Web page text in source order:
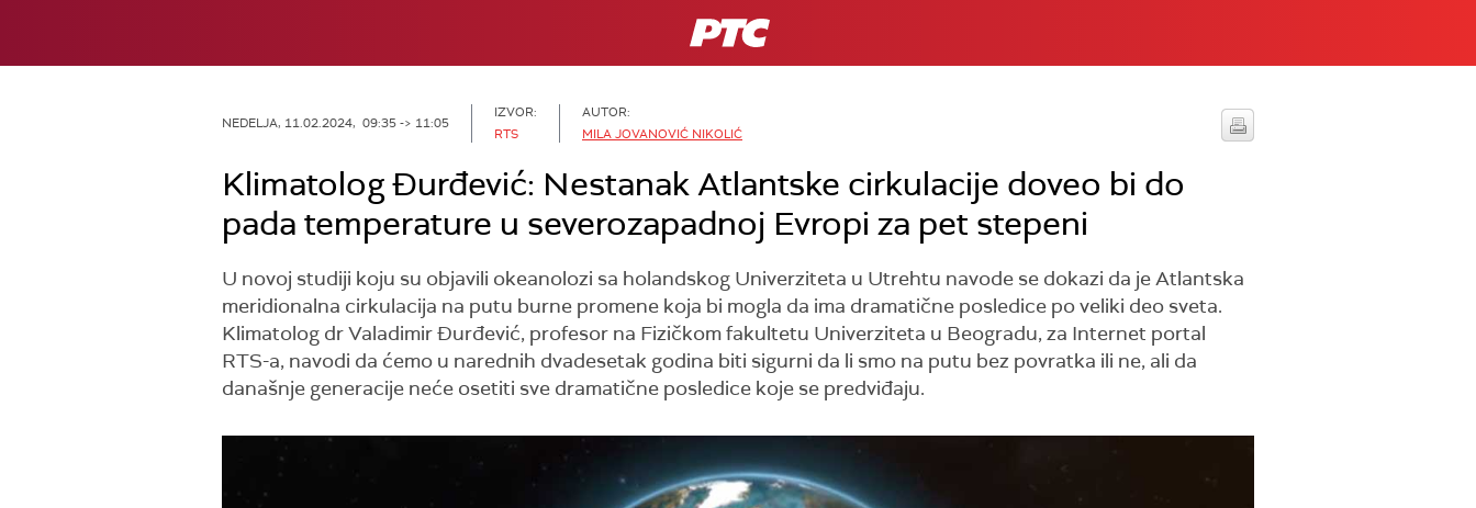
RTS
NEDELJA, 11.02.2024, 09:35 -> 11:05
IZVOR:
RTS
AUTOR:
MILA JOVANOVIĆ NIKOLIĆ
Klimatolog Đurđević: Nestanak Atlantske cirkulacije doveo bi do
pada temperature u severozapadnoj Evropi za pet stepeni
U novoj studiji koju su objavili okeanolozi sa holandskog Univerziteta u Utrehtu navode se dokazi da je Atlantska
meridionalna cirkulacija na putu burne promene koja bi mogla da ima dramatične posledice po veliki deo sveta.
Klimatolog dr Valadimir Đurđević, profesor na Fizičkom fakultetu Univerziteta u Beogradu, za Internet portal
RTS-a, navodi da ćemo u narednih dvadesetak godina biti sigurni da li smo na putu bez povratka ili ne, ali da
današnje generacije neće osetiti sve dramatične posledice koje se predviđaju.